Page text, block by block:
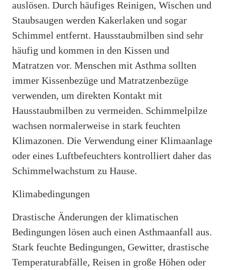
auslösen. Durch häufiges Reinigen, Wischen und
Staubsaugen werden Kakerlaken und sogar
Schimmel entfernt. Hausstaubmilben sind sehr
häufig und kommen in den Kissen und
Matratzen vor. Menschen mit Asthma sollten
immer Kissenbezüge und Matratzenbezüge
verwenden, um direkten Kontakt mit
Hausstaubmilben zu vermeiden. Schimmelpilze
wachsen normalerweise in stark feuchten
Klimazonen. Die Verwendung einer Klimaanlage
oder eines Luftbefeuchters kontrolliert daher das
Schimmelwachstum zu Hause.
Klimabedingungen
Drastische Änderungen der klimatischen
Bedingungen lösen auch einen Asthmaanfall aus.
Stark feuchte Bedingungen, Gewitter, drastische
Temperaturabfälle, Reisen in große Höhen oder